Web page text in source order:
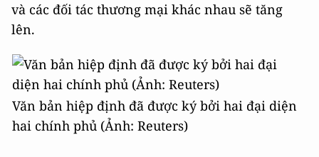
và các đối tác thương mại khác nhau sẽ tăng
lên.
Văn bản hiệp định đã được ký bởi hai đại diện
hai chính phủ (Ảnh: Reuters)